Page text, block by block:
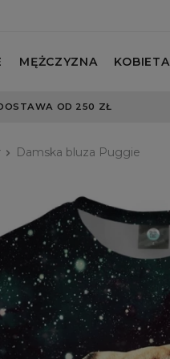
MĘŻCZYZNA KOBIETA
OD 250 ZŁ
Damska bluza Puggie